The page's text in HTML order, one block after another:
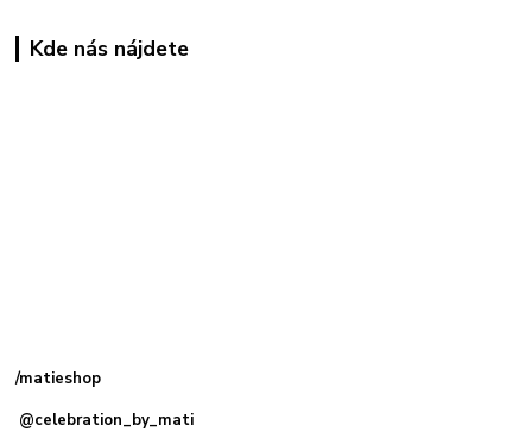
Kde nás nájdete
/matieshop
@celebration_by_mati